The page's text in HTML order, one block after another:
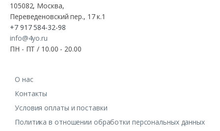
105082, Москва,
Переведеновский пер., 17 к.1
+7 917 584-32-98
info@4yo.ru
ПН - ПТ / 10.00 - 20.00
О нас
Контакты
Условия оплаты и поставки
Политика в отношении обработки персональных данных